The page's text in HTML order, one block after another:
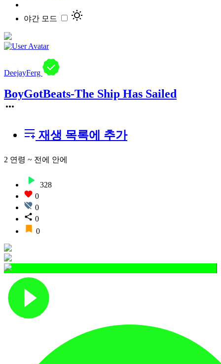
야간 모드
DeejayFerg
BoyGotBeats-The Ship Has Sailed
재생 목록에 추가
2 연령 ~ 전에 안에
328
0
0
0
0